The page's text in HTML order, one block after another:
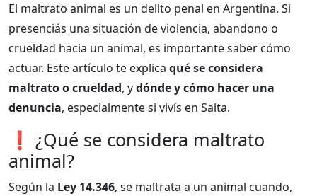
El maltrato animal es un delito penal en Argentina. Si
presenciás una situación de violencia, abandono o
crueldad hacia un animal, es importante saber cómo
actuar. Este artículo te explica qué se considera
maltrato o crueldad, ydónde y cómo hacer una
denuncia, especialmente si vivís en Salta.
❗ ¿Qué se considera maltrato
animal?
Según la Ley 14.346, se maltrata a un animal cuando,